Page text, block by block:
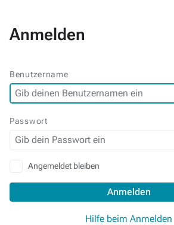
Anmelden
Benutzername
Passwort
Angemeldet bleiben
Anmelden
Hilfe beim Anmelden